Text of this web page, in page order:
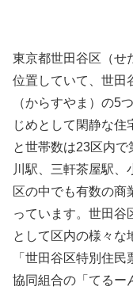
東京都世田谷区（せ
位置していて、世田
（からすやま）の5
じめとして閑静な住
と世帯数は23区内
川駅、三軒茶屋駅、
区の中でも有数の商
っています。世田谷
として区内の様々な
「世田谷区特別住
協同組合の「てるー